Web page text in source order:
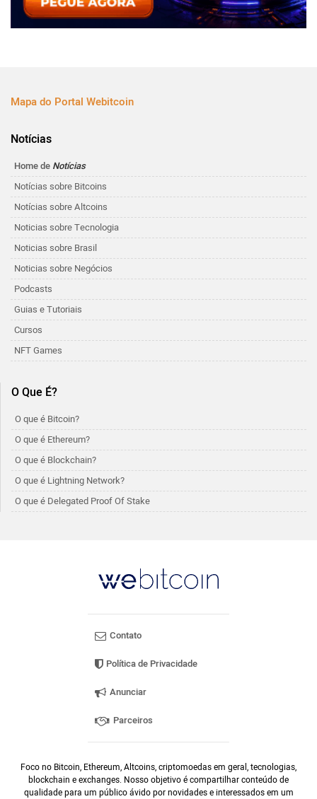
Mapa do Portal Webitcoin
Notícias
Home de Notícias
Notícias sobre Bitcoins
Notícias sobre Altcoins
Noticias sobre Tecnologia
Noticias sobre Brasil
Noticias sobre Negócios
Podcasts
Guias e Tutoriais
Cursos
NFT Games
O Que É?
O que é Bitcoin?
O que é Ethereum?
O que é Blockchain?
O que é Lightning Network?
O que é Delegated Proof Of Stake
Contato
Política de Privacidade
Anunciar
Parceiros
Foco no Bitcoin, Ethereum, Altcoins, criptomoedas em geral, tecnologias,
blockchain e exchanges. Nosso objetivo é compartilhar conteúdo de
qualidade para um público ávido por novidades e interessados em um